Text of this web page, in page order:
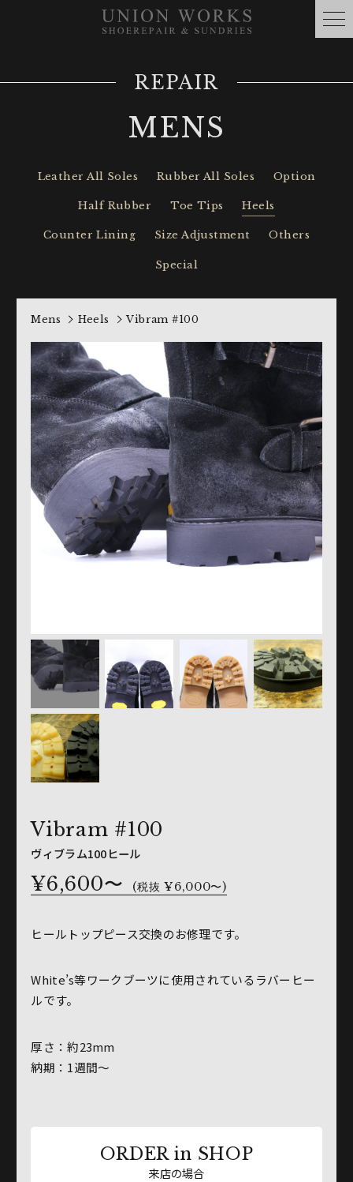
REPAIR
MENS
Leather All Soles Rubber All Soles Option
Half Rubber Toe Tips Heels
Counter Lining Size Adjustment Others
Special
Mens Heels Vibram #100
Vibram #100
ヴィブラム100ヒール
¥6,600〜 (税抜 ¥6,000〜)
ヒールトップピース交換のお修理です。
White’s等ワークブーツに使用されているラバーヒー
ルです。
厚さ：約23mm
納期：1週間～
ORDER in SHOP
来店の場合